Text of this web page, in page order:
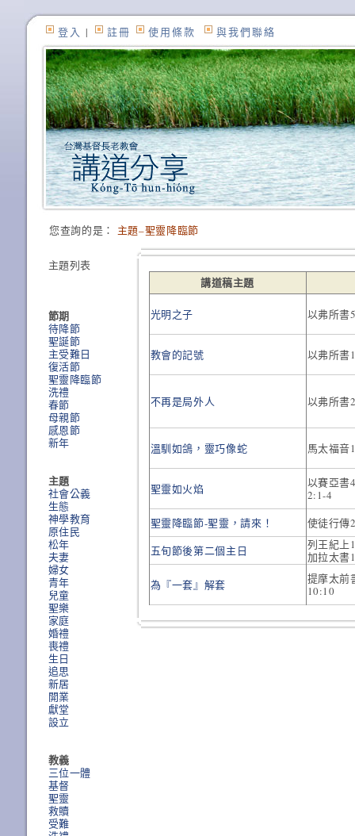
登入 | 註冊 使用條款 與我們聯絡
您查詢的是： 主題–聖靈降臨節
主題列表
節期
待降節
聖誕節
主受難日
復活節
聖靈降臨節
洗禮
春節
母親節
感恩節
新年
主題
社會公義
生態
神學教育
原住民
松年
夫妻
婦女
青年
兒童
聖樂
家庭
婚禮
喪禮
生日
追思
新居
開業
獻堂
設立
教義
三位一體
基督
聖靈
救贖
受難
講道稿主題
光明之子 以弗所
教會的記號 以弗所
不再是局外人 以弗所
溫馴如鴿，靈巧像蛇 馬太福
聖靈如火焰
以賽亞書
2:1-4
聖靈降臨節-聖靈，請來！
使徒行
五旬節後第二個主日
列王紀上
加拉太
為『一套』解套
提摩太前
10:10